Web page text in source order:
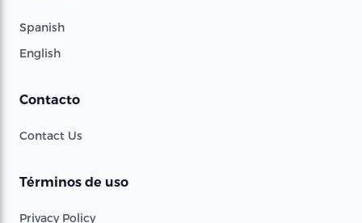
Spanish
English
Contacto
Contact Us
Términos de uso
Privacy Policy